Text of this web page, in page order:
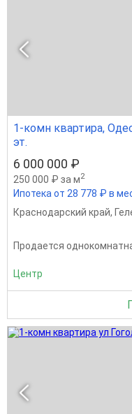
1-комн квартира,
эт.
6 000 000 ₽
250 000 ₽ за м2
Ипотека от 28 778 ₽ в
Краснодарский край,
Продается
Центр